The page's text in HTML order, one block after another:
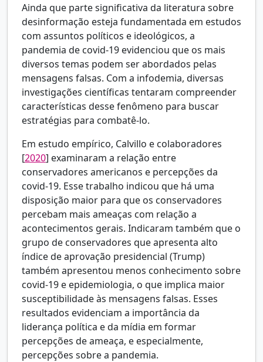
Ainda que parte significativa da literatura sobre
desinformação esteja fundamentada em estudos
com assuntos políticos e ideológicos, a
pandemia de covid-19 evidenciou que os mais
diversos temas podem ser abordados pelas
mensagens falsas. Com a infodemia, diversas
investigações científicas tentaram compreender
características desse fenômeno para buscar
estratégias para combatê-lo.
Em estudo empírico, Calvillo e colaboradores
[2020] examinaram a relação entre
conservadores americanos e percepções da
covid-19. Esse trabalho indicou que há uma
disposição maior para que os conservadores
percebam mais ameaças com relação a
acontecimentos gerais. Indicaram também que o
grupo de conservadores que apresenta alto
índice de aprovação presidencial (Trump)
também apresentou menos conhecimento sobre
covid-19 e epidemiologia, o que implica maior
susceptibilidade às mensagens falsas. Esses
resultados evidenciam a importância da
liderança política e da mídia em formar
percepções de ameaça, e especialmente,
percepções sobre a pandemia.